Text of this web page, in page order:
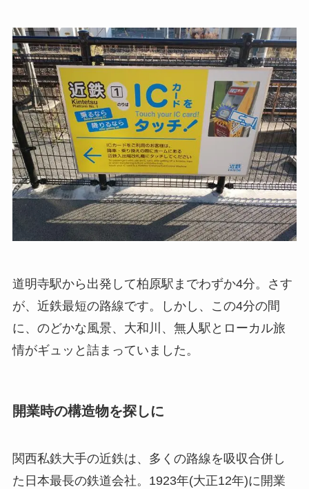
道明寺駅から出発して柏原駅までわずか4分。さす
が、近鉄最短の路線です。しかし、この4分の間
に、のどかな風景、大和川、無人駅とローカル旅
情がギュッと詰まっていました。
開業時の構造物を探しに
関西私鉄大手の近鉄は、多くの路線を吸収合併し
た日本最長の鉄道会社。1923年(大正12年)に開業